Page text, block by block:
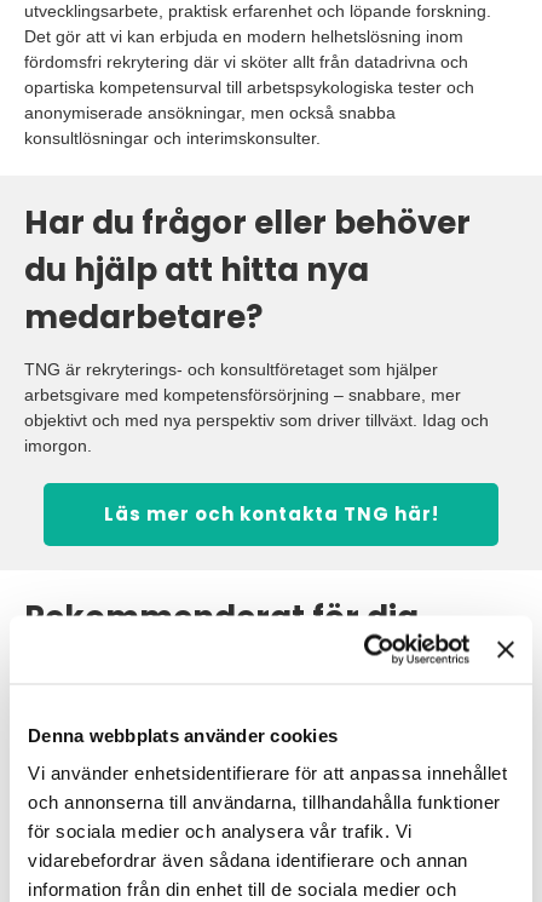
Denna webbplats använder cookies
Vi använder enhetsidentifierare för att anpassa innehållet
och annonserna till användarna, tillhandahålla funktioner
för sociala medier och analysera vår trafik. Vi
vidarebefordrar även sådana identifierare och annan
information från din enhet till de sociala medier och
utvecklingsarbete, praktisk erfarenhet och löpande forskning.
Det gör att vi kan erbjuda en modern helhetslösning inom
fördomsfri rekrytering där vi sköter allt från datadrivna och
opartiska kompetensurval till arbetspsykologiska tester och
anonymiserade ansökningar, men också snabba
konsultlösningar och interimskonsulter.
Har du frågor eller behöver
du hjälp att hitta nya
medarbetare?
TNG är rekryterings- och konsultföretaget som hjälper
arbetsgivare med kompetensförsörjning – snabbare, mer
objektivt och med nya perspektiv som driver tillväxt. Idag och
imorgon.
Läs mer och kontakta TNG här!
Rekommenderat för dig